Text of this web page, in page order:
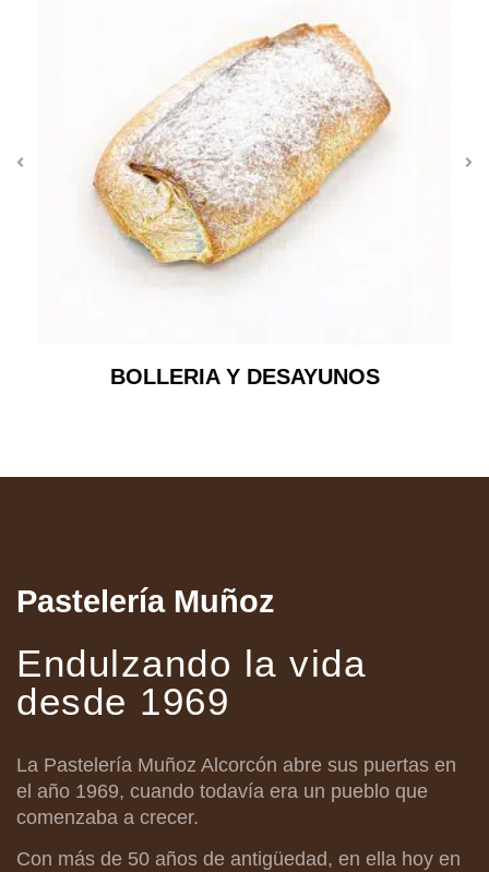
BOLLERIA Y DESAYUNOS
Pastelería Muñoz
Endulzando la vida
desde 1969
La Pastelería Muñoz Alcorcón abre sus puertas en
el año 1969, cuando todavía era un pueblo que
comenzaba a crecer.
Con más de 50 años de antigüedad, en ella hoy en